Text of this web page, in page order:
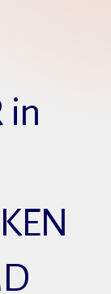
in